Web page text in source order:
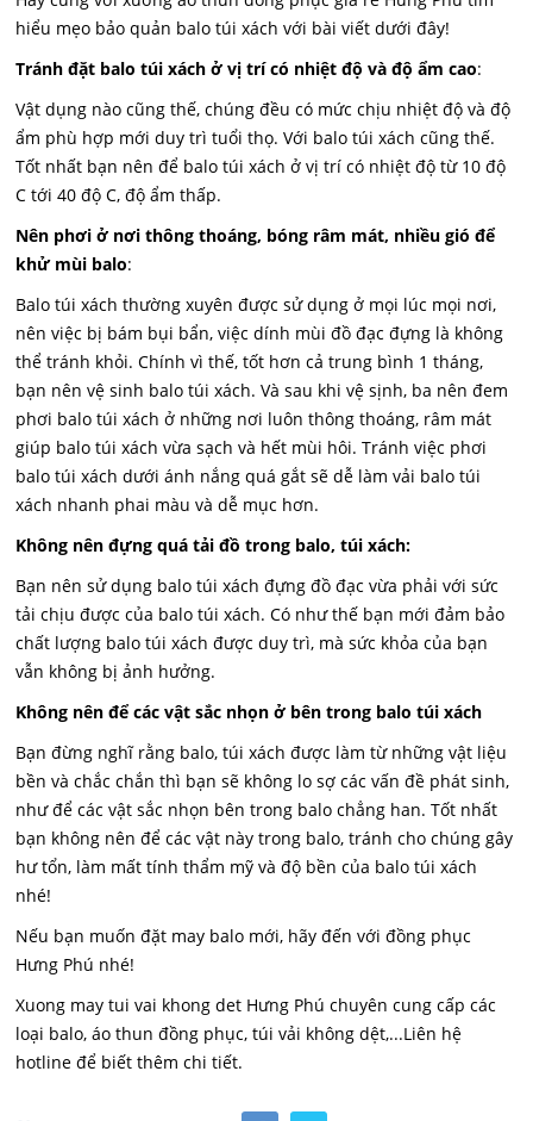
hiểu mẹo bảo quản balo túi xách với bài viết dưới đây!
Tránh đặt balo túi xách ở vị trí có nhiệt độ và độ ẩm cao:
Vật dụng nào cũng thế, chúng đều có mức chịu nhiệt độ và độ
ẩm phù hợp mới duy trì tuổi thọ. Với balo túi xách cũng thế.
Tốt nhất bạn nên để balo túi xách ở vị trí có nhiệt độ từ 10 độ
C tới 40 độ C, độ ẩm thấp.
Nên phơi ở nơi thông thoáng, bóng râm mát, nhiều gió để
khử mùi balo:
Balo túi xách thường xuyên được sử dụng ở mọi lúc mọi nơi,
nên việc bị bám bụi bẩn, việc dính mùi đồ đạc đựng là không
thể tránh khỏi. Chính vì thế, tốt hơn cả trung bình 1 tháng,
bạn nên vệ sinh balo túi xách. Và sau khi vệ sịnh, ba nên đem
phơi balo túi xách ở những nơi luôn thông thoáng, râm mát
giúp balo túi xách vừa sạch và hết mùi hôi. Tránh việc phơi
balo túi xách dưới ánh nắng quá gắt sẽ dễ làm vải balo túi
xách nhanh phai màu và dễ mục hơn.
Không nên đựng quá tải đồ trong balo, túi xách:
Bạn nên sử dụng balo túi xách đựng đồ đạc vừa phải với sức
tải chịu được của balo túi xách. Có như thế bạn mới đảm bảo
chất lượng balo túi xách được duy trì, mà sức khỏa của bạn
vẫn không bị ảnh hưởng.
Không nên để các vật sắc nhọn ở bên trong balo túi xách
Bạn đừng nghĩ rằng balo, túi xách được làm từ những vật liệu
bền và chắc chắn thì bạn sẽ không lo sợ các vấn đề phát sinh,
như để các vật sắc nhọn bên trong balo chẳng han. Tốt nhất
bạn không nên để các vật này trong balo, tránh cho chúng gây
hư tổn, làm mất tính thẩm mỹ và độ bền của balo túi xách
nhé!
Nếu bạn muốn đặt may balo mới, hãy đến với đồng phục
Hưng Phú nhé!
Xuong may tui vai khong det Hưng Phú chuyên cung cấp các
loại balo, áo thun đồng phục, túi vải không dệt,...Liên hệ
hotline để biết thêm chi tiết.